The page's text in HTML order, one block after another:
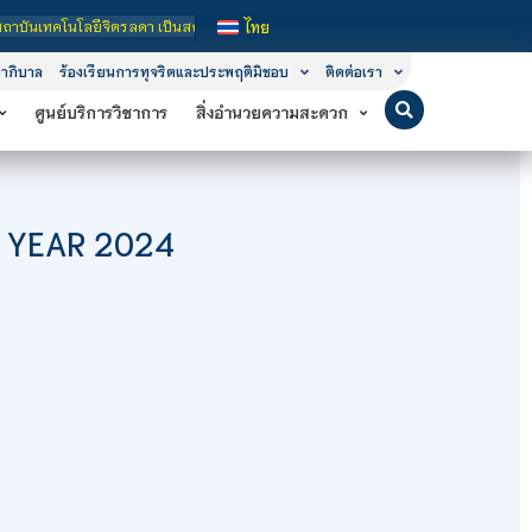
ลยีจิตรลดา เป็นสถาบันอุดมศึกษาในกำกับของรัฐ เปิดหลักสูตรการเรียนการสอน
ไทย
ภิบาล ร้องเรียนการทุจริตและประพฤติมิชอบ ติดต่อเรา
ศูนย์บริการวิชาการ สิ่งอำนวยความสะดวก
YEAR 2024